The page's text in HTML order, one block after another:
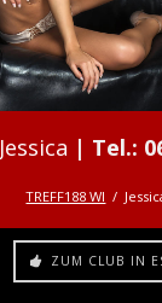
Jessica
TREFF188 WI
ZUM CLUB IN